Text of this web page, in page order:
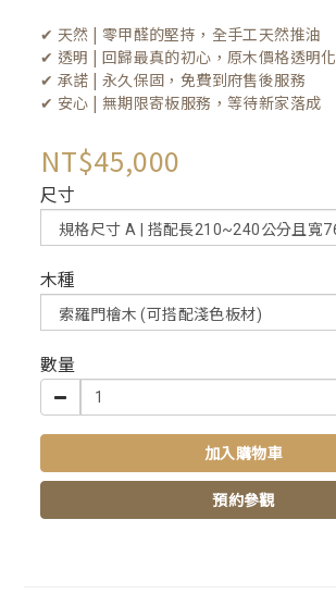
✔ 天然 | 零甲醛的堅持，全手工天然推油
✔ 透明 | 回歸最真的初心，原木價格透明化
✔ 承諾 | 永久保固，免費到府售後服務
✔ 安心 | 無期限寄板服務，等待新家落成
NT$45,000
尺寸
木種
數量
加入購物車
預約參觀